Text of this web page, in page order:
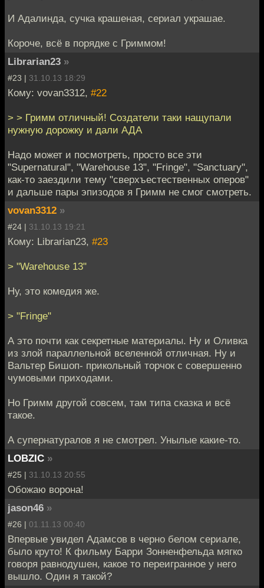
И Адалинда, сучка крашеная, сериал украшае.
Короче, всё в порядке с Гриммом!
Librarian23 »
#23 | 31.10.13 18:29
Кому: vovan3312, #22
> > Гримм отличный! Создатели таки нащупали
нужную дорожку и дали АДА
Надо может и посмотреть, просто все эти
"Supernatural", "Warehouse 13", "Fringe", "Sanctuary",
как-то заездили тему "сверхъестественных оперов"
и дальше пары эпизодов я Гримм не смог смотреть.
vovan3312 »
#24 | 31.10.13 19:21
Кому: Librarian23, #23
> "Warehouse 13"
Ну, это комедия же.
> "Fringe"
А это почти как секретные материалы. Ну и Оливка
из злой параллельной вселенной отличная. Ну и
Вальтер Бишоп- прикольный торчок с совершенно
чумовыми приходами.
Но Гримм другой совсем, там типа сказка и всё
такое.
А супернатуралов я не смотрел. Унылые какие-то.
LOBZIC »
#25 | 31.10.13 20:55
Обожаю ворона!
jason46 »
#26 | 01.11.13 00:40
Впервые увидел Адамсов в черно белом сериале,
было круто! К фильму Барри Зонненфельда мягко
говоря равнодушен, какое то переигранное у него
вышло. Один я такой?